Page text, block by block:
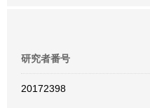
研究者番号
20172398